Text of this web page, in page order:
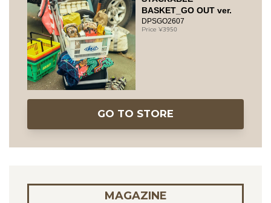
BASKET_GO OUT ver.
DPSGO2607
3950
GO TO STORE
MAGAZINE